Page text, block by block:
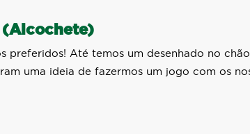
preferidos! Até temos um desenhado no
uma ideia de fazermos um jogo com os